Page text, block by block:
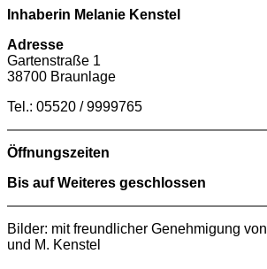
Inhaberin Melanie Kenstel
Adresse
Gartenstraße 1
38700 Braunlage
Tel.: 05520 / 9999765
Öffnungszeiten
Bis auf Weiteres geschlossen
Bilder: mit freundlicher Genehmigung von
und M. Kenstel